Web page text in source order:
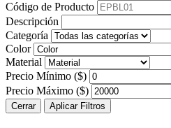
Código de Producto
Descripción
Categoría
Color
Material
Precio Mínimo ($)
Precio Máximo ($)
Cerrar Aplicar Filtros